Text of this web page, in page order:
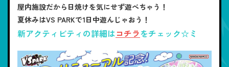
屋内施設だから日焼けを気にせず遊べちゃう！
夏休みはVS PARKで1日中遊んじゃおう！
新アクティビティの詳細はコチラをチェック☆ミ